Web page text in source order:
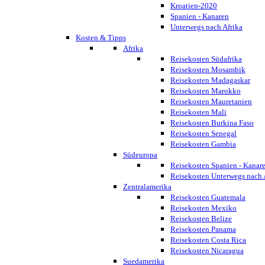
Kroatien-2020
Spanien - Kanaren
Unterwegs nach Afrika
Kosten & Tipps
Afrika
Reisekosten Südafrika
Reisekosten Mosambik
Reisekosten Madagaskar
Reisekosten Marokko
Reisekosten Mauretanien
Reisekosten Mali
Reisekosten Burkina Faso
Reisekosten Senegal
Reisekosten Gambia
Südeuropa
Reisekosten Spanien -
Reisekosten Unterwegs nach
Zentralamerika
Reisekosten Guatemala
Reisekosten Mexiko
Reisekosten Belize
Reisekosten Panama
Reisekosten Costa Rica
Reisekosten Nicaragua
Suedamerika